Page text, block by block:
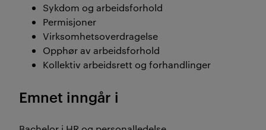
Sykdom og arbeidsforhold
Permisjoner
Virksomhetsoverdragelse
Opphør av arbeidsforhold
Kollektiv arbeidsrett og forhandlinger
Emnet inngår i